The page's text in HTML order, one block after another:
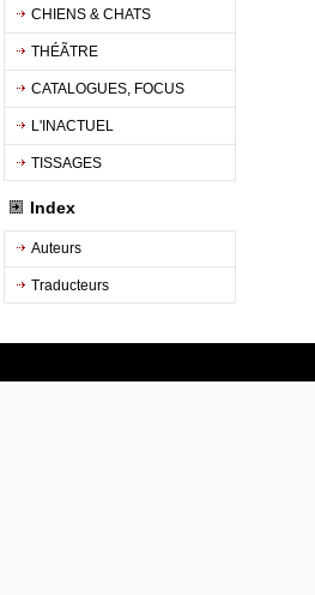
CHIENS & CHATS
THÉÃTRE
CATALOGUES, FOCUS
L'INACTUEL
TISSAGES
Index
Auteurs
Traducteurs